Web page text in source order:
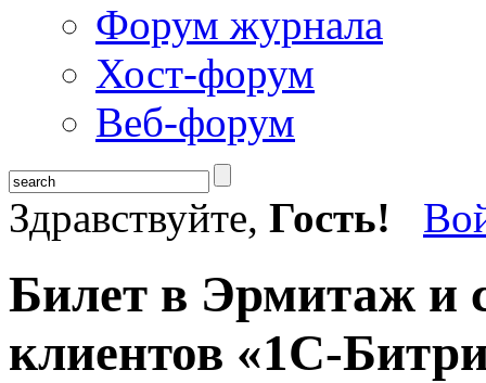
Форум журнала
Хост-форум
Веб-форум
Здравствуйте, Гость!
Билет в Эрмитаж и
клиентов «1С-